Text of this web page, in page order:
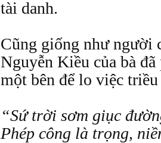
tài danh.
Cũng giống như người
Nguyễn Kiều của bà
một bên để lo việc
“Sứ trời sơm giục
Phép công là trọng,